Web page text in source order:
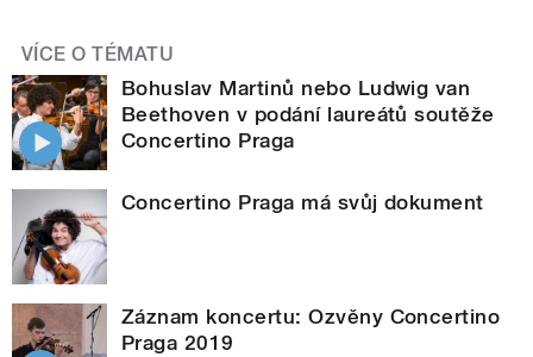
VÍCE O TÉMATU
Bohuslav Martinů nebo Ludwig van
Beethoven v podání laureátů soutěže
Concertino Praga
Concertino Praga má svůj dokument
Záznam koncertu: Ozvěny Concertino
Praga 2019